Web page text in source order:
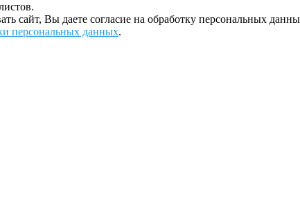
сайт, Вы даете согласие на обработку персональных
персональных данных.